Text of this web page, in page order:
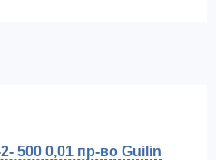
500 0,01 пр-во Guilin